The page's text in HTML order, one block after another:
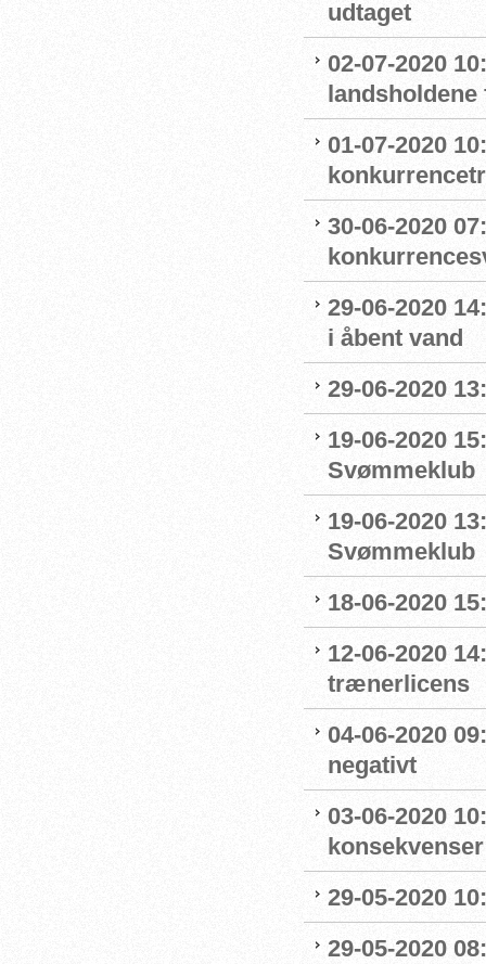
udtaget
02-07-2020
01-07-2020
30-06-2020
29-06-2020
i åbent vand
29-06-2020
19-06-2020
Svømmeklub
19-06-2020
Svømmeklub
18-06-2020
12-06-2020
trænerlicens
04-06-2020
negativt
03-06-2020
29-05-2020
29-05-2020